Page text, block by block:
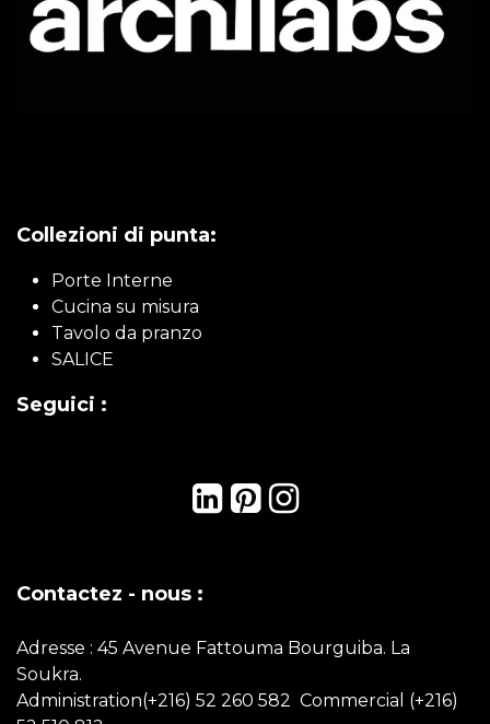
Collezioni di punta:
Porte Interne
Cucina su misura
Tavolo da pranzo
SALICE
Seguici :
Contactez - nous :
Adresse : 45 Avenue Fattouma Bourguiba. La
Soukra.
Administration(+216) 52 260 582 Commercial (+216)